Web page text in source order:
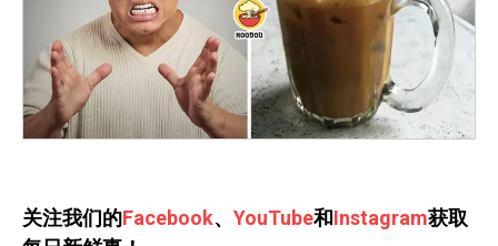
关注我们的Facebook、 YouTube和Instagram获取